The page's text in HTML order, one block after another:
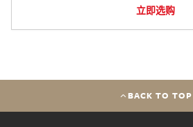
立即选购
BACK TO TOP